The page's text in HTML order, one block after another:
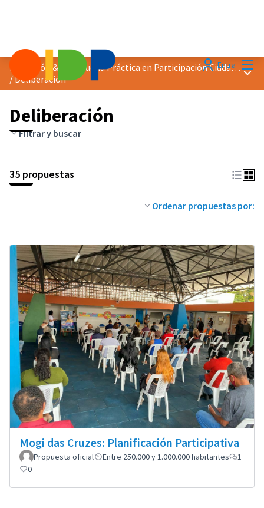
EntraDistinción &quot;Buena Práctica en Participación Ciudadana&quot; 2023
/Deliberación
Deliberación
Filtrar y buscar
35 propuestas
Ordenar propuestas por:
Mogi das Cruzes: Planificación Participativa
Propuesta oficial Entre 250.000 y 1.000.000 habitantes
1
0